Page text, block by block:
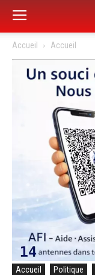
Accueil Accueil
Accueil Politique